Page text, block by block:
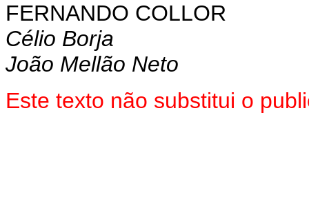
FERNANDO COLLOR
Célio Borja
João Mellão Neto
Este texto não substitui o